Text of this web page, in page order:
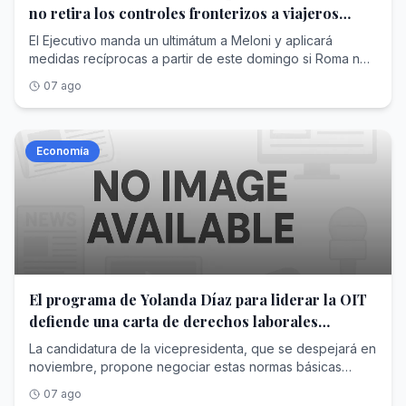
trabajando para seguir generando mejoras en lo
mejor calidad de vida para millones de seres humanos
que practican nuestro querido deporte.En consecuencia,
en virtud de la proximidad del próximo Congreso de la
bajo su liderazgo , a fin de poder continuar desarrollando
un futbol mejor y, aun, más inclusivo».
no retira los controles fronterizos a viajeros
procedentes de España
El Ejecutivo manda un ultimátum a Meloni y aplicará
medidas recíprocas a partir de este domingo si Roma no
07 ago
Economía
El programa de Yolanda Díaz para liderar la OIT
defiende una carta de derechos laborales
mínimos para todos los países
La candidatura de la vicepresidenta, que se despejará en
noviembre, propone negociar estas normas básicas
y trabajadores
07 ago